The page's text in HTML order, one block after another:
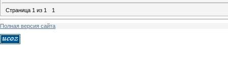
Страница 1 из 1 1
Полная версия сайта